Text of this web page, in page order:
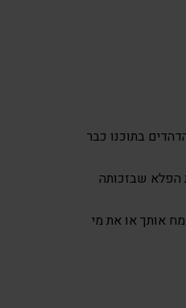
בתוכנו כבר
הפלא שבזכותה
אותך או את מי